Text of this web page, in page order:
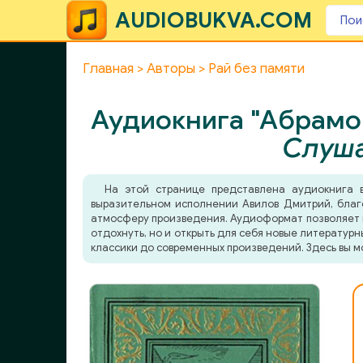
AUDIOBUKVA.COM
Главная Авторы Рай без памяти
Аудиокнига
На этой странице представлена
выразительном исполнении Авилов Дмитрий,
атмосферу произведения. Аудиоформат позволяет
отдохнуть, но и открыть для себя новые
классики до современных произведений. Здесь вы